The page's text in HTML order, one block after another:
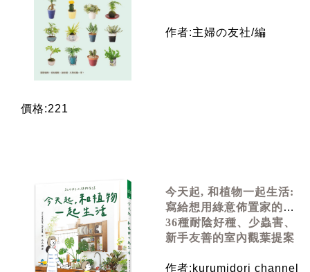
作者:主婦の友社/編
價格:221
今天起, 和植物一起生活:
寫給想用綠意佈置家的你!
36種耐陰好種、少蟲害、
新手友善的室內觀葉提案
作者:kurumidori channel